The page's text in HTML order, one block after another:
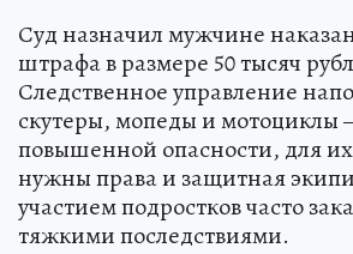
Суд назначил мужчине
штрафа в размере 50 тысяч
Следственное управление
скутеры, мопеды и мотоциклы
повышенной опасности, для
нужны права и защитная
участием подростков часто
тяжкими последствиями.